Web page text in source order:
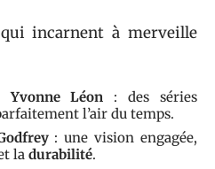
incarnent à merveille
Yvonne Léon : des séries
l’air du temps.
: une vision engagée,
la durabilité.